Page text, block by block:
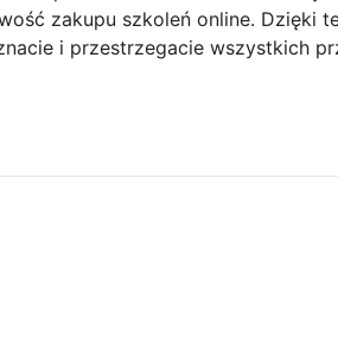
zakupu szkoleń online. Dzięki
i przestrzegacie wszystkich